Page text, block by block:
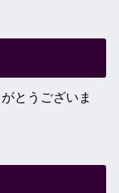
とうございま